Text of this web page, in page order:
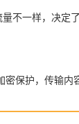
不一样，决定
保护，传输